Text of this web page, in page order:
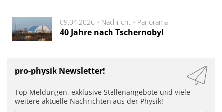
09.04.2026 • Nachricht • Panorama
40 Jahre nach Tschernobyl
pro-physik Newsletter!
Top Meldungen, exklusive Stellenangebote und viele
weitere aktuelle Nachrichten aus der Physik!